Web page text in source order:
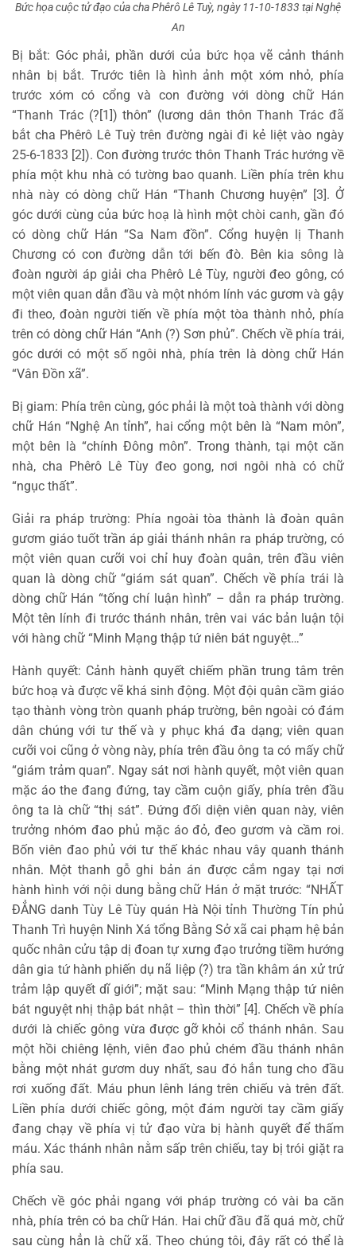
Bức họa cuộc tử đạo của cha Phêrô Lê Tuỳ, ngày 11-10-1833 tại Nghệ
An
Bị bắt: Góc phải, phần dưới của bức họa vẽ cảnh thánh
nhân bị bắt. Trước tiên là hình ảnh một xóm nhỏ, phía
trước xóm có cổng và con đường với dòng chữ Hán
“Thanh Trác (?[1]) thôn” (lương dân thôn Thanh Trác đã
bắt cha Phêrô Lê Tuỳ trên đường ngài đi kẻ liệt vào ngày
25-6-1833 [2]). Con đường trước thôn Thanh Trác hướng về
phía một khu nhà có tường bao quanh. Liền phía trên khu
nhà này có dòng chữ Hán “Thanh Chương huyện” [3]. Ở
góc dưới cùng của bức hoạ là hình một chòi canh, gần đó
có dòng chữ Hán “Sa Nam đồn”. Cổng huyện lị Thanh
Chương có con đường dẫn tới bến đò. Bên kia sông là
đoàn người áp giải cha Phêrô Lê Tùy, người đeo gông, có
một viên quan dẫn đầu và một nhóm lính vác gươm và gậy
đi theo, đoàn người tiến về phía một tòa thành nhỏ, phía
trên có dòng chữ Hán “Anh (?) Sơn phủ”. Chếch về phía trái,
góc dưới có một số ngôi nhà, phía trên là dòng chữ Hán
“Vân Đồn xã”.
Bị giam: Phía trên cùng, góc phải là một toà thành với dòng
chữ Hán “Nghệ An tỉnh”, hai cổng một bên là “Nam môn”,
một bên là “chính Đông môn”. Trong thành, tại một căn
nhà, cha Phêrô Lê Tùy đeo gong, nơi ngôi nhà có chữ
“ngục thất”.
Giải ra pháp trường: Phía ngoài tòa thành là đoàn quân
gươm giáo tuốt trần áp giải thánh nhân ra pháp trường, có
một viên quan cưỡi voi chỉ huy đoàn quân, trên đầu viên
quan là dòng chữ “giám sát quan”. Chếch về phía trái là
dòng chữ Hán “tống chí luận hình” – dẫn ra pháp trường.
Một tên lính đi trước thánh nhân, trên vai vác bản luận tội
với hàng chữ “Minh Mạng thập tứ niên bát nguyệt…”
Hành quyết: Cảnh hành quyết chiếm phần trung tâm trên
bức hoạ và được vẽ khá sinh động. Một đội quân cầm giáo
tạo thành vòng tròn quanh pháp trường, bên ngoài có đám
dân chúng với tư thế và y phục khá đa dạng; viên quan
cưỡi voi cũng ở vòng này, phía trên đầu ông ta có mấy chữ
“giám trảm quan”. Ngay sát nơi hành quyết, một viên quan
mặc áo the đang đứng, tay cầm cuộn giấy, phía trên đầu
ông ta là chữ “thị sát”. Đứng đối diện viên quan này, viên
trưởng nhóm đao phủ mặc áo đỏ, đeo gươm và cầm roi.
Bốn viên đao phủ với tư thế khác nhau vây quanh thánh
nhân. Một thanh gỗ ghi bản án được cắm ngay tại nơi
hành hình với nội dung bằng chữ Hán ở mặt trước: “NHẤT
ĐẲNG danh Tùy Lê Tùy quán Hà Nội tỉnh Thường Tín phủ
Thanh Trì huyện Ninh Xá tổng Bằng Sở xã cai phạm hệ bản
quốc nhân cửu tập dị đoan tự xưng đạo trưởng tiềm hướng
dân gia tứ hành phiến dụ nã liệp (?) tra tần khâm án xử trứ
trảm lập quyết dĩ giới”; mặt sau: “Minh Mạng thập tứ niên
bát nguyệt nhị thập bát nhật – thìn thời” [4]. Chếch về phía
dưới là chiếc gông vừa được gỡ khỏi cổ thánh nhân. Sau
một hồi chiêng lệnh, viên đao phủ chém đầu thánh nhân
bằng một nhát gươm duy nhất, sau đó hắn tung cho đầu
rơi xuống đất. Máu phun lênh láng trên chiếu và trên đất.
Liền phía dưới chiếc gông, một đám người tay cầm giấy
đang chạy về phía vị tử đạo vừa bị hành quyết để thấm
máu. Xác thánh nhân nằm sấp trên chiếu, tay bị trói giặt ra
phía sau.
Chếch về góc phải ngang với pháp trường có vài ba căn
nhà, phía trên có ba chữ Hán. Hai chữ đầu đã quá mờ, chữ
sau cùng hẳn là chữ xã. Theo chúng tôi, đây rất có thể là